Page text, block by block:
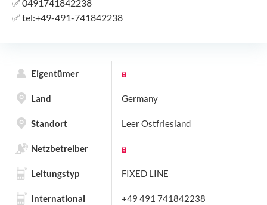
✅ 0491741842238
✅ tel:+49-491-741842238
Eigentümer
Land Germany
Standort Leer Ostfriesland
Netzbetreiber
Leitungstyp FIXED LINE
International +49 491 741842238